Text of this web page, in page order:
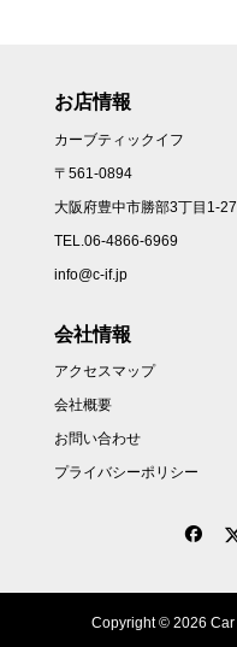
お店情報
カーブティックイフ
〒561-0894
大阪府豊中市勝部3丁目1-27
TEL.06-4866-6969
info@c-if.jp
会社情報
アクセスマップ
会社概要
お問い合わせ
プライバシーポリシー
Copyright © 2026 Car